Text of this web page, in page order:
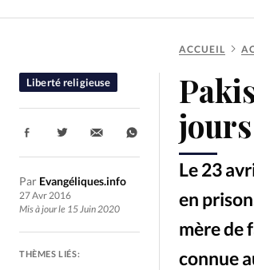
RUBRIQUES
Toute l'actualité
Economie
Eglises
Liberté religieuse
People
ACCUEIL
jours
Le 23
en
mère de
connue
Liberté religieuse
Par Evangéliques.info
27 Avr 2016
Mis à jour le 15 Juin 2020
Partager:
THÈMES LIÉS: